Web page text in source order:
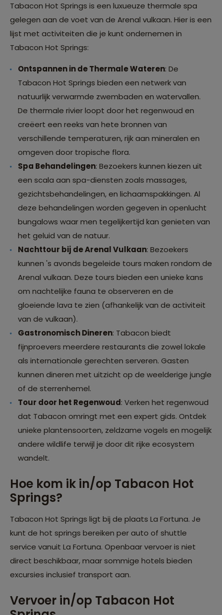
Tabacon Hot Springs is een luxueuze thermale spa
gelegen aan de voet van de Arenal vulkaan. Hier is een
lijst met activiteiten die je kunt ondernemen in
Tabacon Hot Springs:
Ontspannen in de Thermale Wateren: De
Tabacon Hot Springs bieden een netwerk van
natuurlijk verwarmde zwembaden en watervallen.
De thermale rivier loopt door het regenwoud en
creëert een reeks van hete bronnen van
verschillende temperaturen, rijk aan mineralen en
omgeven door tropische flora.
Spa Behandelingen: Bezoekers kunnen kiezen uit
een scala aan spa-diensten zoals massages,
gezichtsbehandelingen, en lichaamspakkingen. Al
deze behandelingen worden gegeven in openlucht
bungalows waar men tegelijkertijd kan genieten van
het geluid van de natuur.
Nachttour bij de Arenal Vulkaan: Bezoekers
kunnen 's avonds begeleide tours maken rondom de
Arenal vulkaan. Deze tours bieden een unieke kans
om nachtelijke fauna te observeren en de
gloeiende lava te zien (afhankelijk van de activiteit
van de vulkaan).
Gastronomisch Dineren: Tabacon biedt
fijnproevers meerdere restaurants die zowel lokale
als internationale gerechten serveren. Gasten
kunnen dineren met uitzicht op de weelderige jungle
of de sterrenhemel.
Tour door het Regenwoud: Verken het regenwoud
dat Tabacon omringt met een expert gids. Ontdek
unieke plantensoorten, zeldzame vogels en mogelijk
andere wildlife terwijl je door dit rijke ecosystem
wandelt.
Hoe kom ik in/op Tabacon Hot
Springs?
Tabacon Hot Springs ligt bij de plaats La Fortuna. Je
kunt de hot springs bereiken per auto of shuttle
service vanuit La Fortuna. Openbaar vervoer is niet
direct beschikbaar, maar sommige hotels bieden
excursies inclusief transport aan.
Vervoer in/op Tabacon Hot